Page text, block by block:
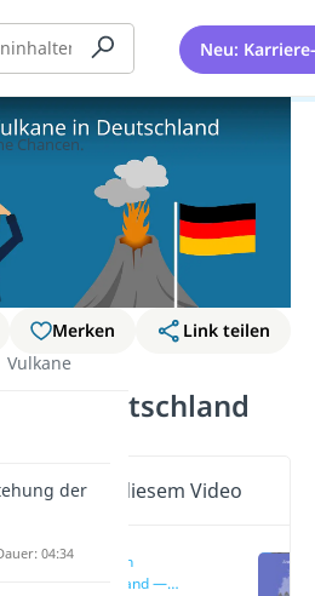
Neu:
Merken
Link teilen
Vulkane
in Deutschland
Inhalte in diesem Video
Vulkane in
Deutschland —
Chancen.
der
04:34